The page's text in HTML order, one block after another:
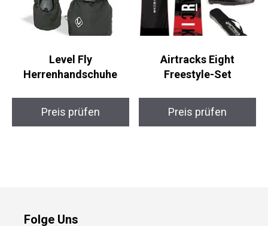
Herrenhandschuhe
Freestyle-Set